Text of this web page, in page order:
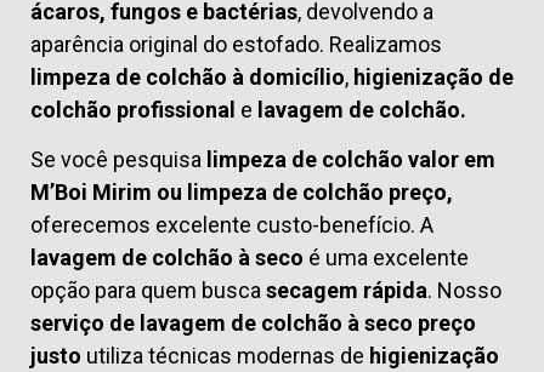
ácaros, fungos e bactérias, devolvendo a
aparência original do estofado. Realizamos
limpeza de colchão à domicílio, higienização de
colchão profissional e lavagem de colchão.
Se você pesquisa limpeza de colchão valor em
M’Boi Mirim ou limpeza de colchão preço,
oferecemos excelente custo-benefício. A
lavagem de colchão à seco é uma excelente
opção para quem busca secagem rápida. Nosso
serviço de lavagem de colchão à seco preço
justo utiliza técnicas modernas de higienização